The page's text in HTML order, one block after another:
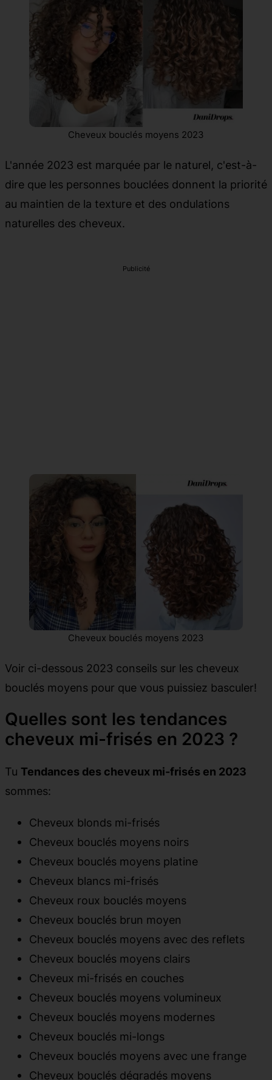
Cheveux bouclés moyens 2023
L'année 2023 est marquée par le naturel, c'est-à-
dire que les personnes bouclées donnent la priorité
au maintien de la texture et des ondulations
naturelles des cheveux.
Publicité
Cheveux bouclés moyens 2023
Voir ci-dessous 2023 conseils sur les cheveux
bouclés moyens pour que vous puissiez basculer!
Quelles sont les tendances
cheveux mi-frisés en 2023 ?
Tu Tendances des cheveux mi-frisés en 2023
sommes:
Cheveux blonds mi-frisés
Cheveux bouclés moyens noirs
Cheveux bouclés moyens platine
Cheveux blancs mi-frisés
Cheveux roux bouclés moyens
Cheveux bouclés brun moyen
Cheveux bouclés moyens avec des reflets
Cheveux bouclés moyens clairs
Cheveux mi-frisés en couches
Cheveux bouclés moyens volumineux
Cheveux bouclés moyens modernes
Cheveux bouclés mi-longs
Cheveux bouclés moyens avec une frange
Cheveux bouclés dégradés moyens